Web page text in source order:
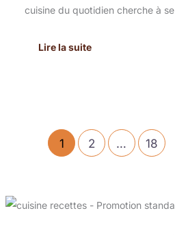
cuisine du quotidien cherche à se
Lire la suite
1 2 … 18